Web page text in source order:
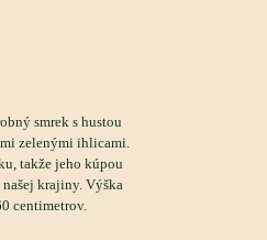
smrek s hustou
zelenými ihlicami.
takže jeho kúpou
krajiny. Výška
centimetrov.